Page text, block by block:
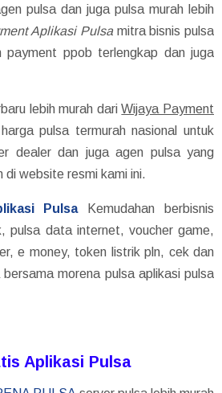
pulsa dan juga pulsa murah lebih
Aplikasi Pulsamitra bisnis pulsa
payment ppob terlengkap dan juga
lebih murah dariWijaya Payment
pulsa termurah nasional untuk
dealer dan juga agen pulsa yang
website resmi kami ini.
PulsaKemudahan berbisnis
pulsa data internet, voucher game,
e money, token listrik pln, cek dan
morena pulsa aplikasi pulsa
Aplikasi Pulsa